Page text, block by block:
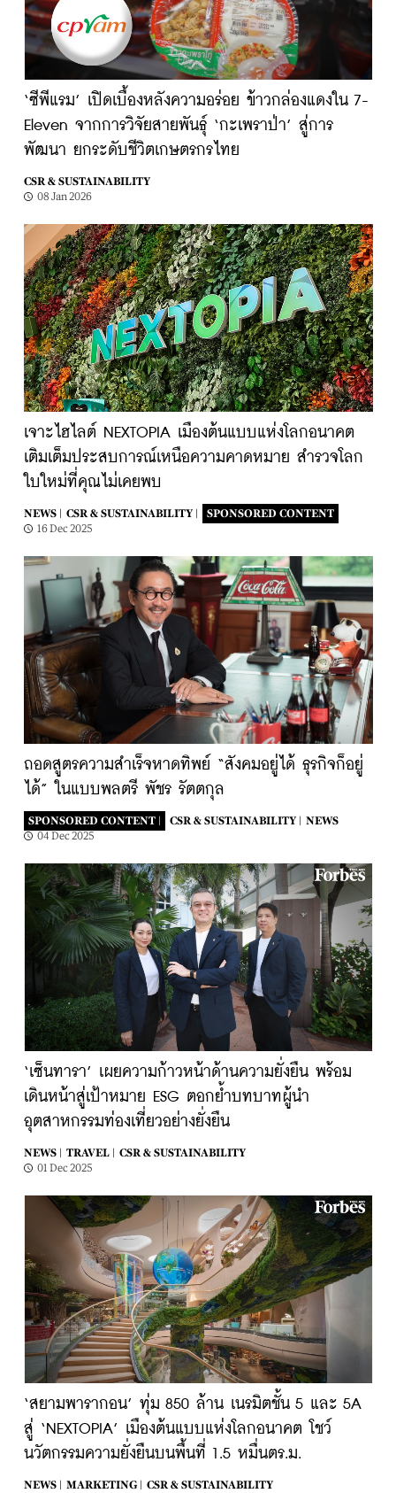
‘ซีพีแรม’ เปิดเบื้องหลังความอร่อย ข้าวกล่องแดงใน 7-
Eleven จากการวิจัยสายพันธุ์ ‘กะเพราป่า’ สู่การ
พัฒนา ยกระดับชีวิตเกษตรกรไทย
CSR & SUSTAINABILITY
08 Jan 2026
เจาะไฮไลต์ NEXTOPIA เมืองต้นแบบแห่งโลกอนาคต
เติมเต็มประสบการณ์เหนือความคาดหมาย สำรวจโลก
ใบใหม่ที่คุณไม่เคยพบ
NEWS | CSR & SUSTAINABILITY |
SPONSORED CONTENT
16 Dec 2025
ถอดสูตรความสำเร็จหาดทิพย์ “สังคมอยู่ได้ ธุรกิจก็อยู่
ได้” ในแบบพลตรี พัชร รัตตกุล
SPONSORED CONTENT | CSR & SUSTAINABILITY |
NEWS
04 Dec 2025
‘เซ็นทารา’ เผยความก้าวหน้าด้านความยั่งยืน พร้อม
เดินหน้าสู่เป้าหมาย ESG ตอกย้ำบทบาทผู้นำ
อุตสาหกรรมท่องเที่ยวอย่างยั่งยืน
NEWS | TRAVEL |
CSR & SUSTAINABILITY
01 Dec 2025
‘สยามพารากอน’ ทุ่ม 850 ล้าน เนรมิตชั้น 5 และ 5A
สู่ ‘NEXTOPIA’ เมืองต้นแบบแห่งโลกอนาคต โชว์
นวัตกรรมความยั่งยืนบนพื้นที่ 1.5 หมื่นตร.ม.
NEWS | MARKETING |
CSR & SUSTAINABILITY